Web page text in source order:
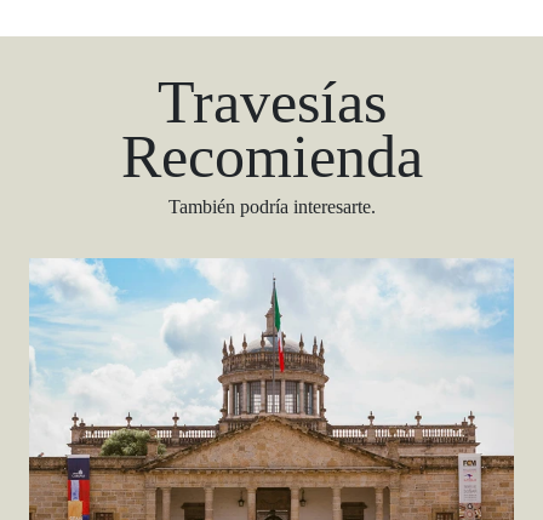
Travesías
Recomienda
También podría interesarte.